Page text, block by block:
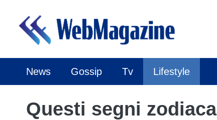
contenuto
News Gossip Tv Lifestyle
Questi segni